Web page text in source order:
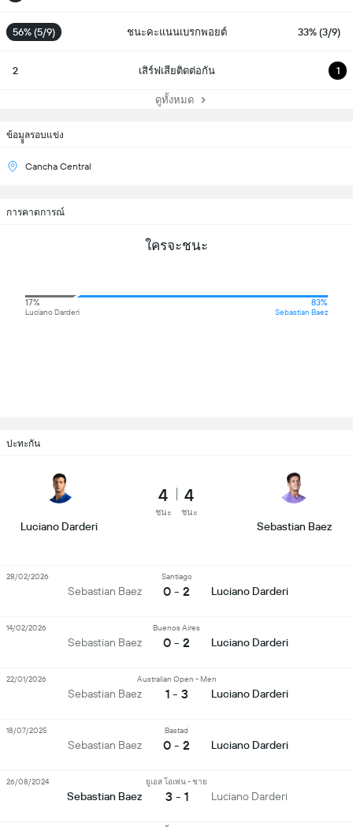
56% (5/9) ชนะคะแนนเบรกพอยต์ 33% (3/9)
2 เสิร์ฟเสียติดต่อกัน 1
ดูทั้งหมด
ข้อมููลรอบแข่ง
Cancha Central
การคาดการณ์
ใครจะชนะ
17%
Luciano Darderi
83%
Sebastian Baez
ปะทะกัน
Luciano Darderi
4
ชนะ
4
ชนะ
Sebastian Baez
Sebastian Baez
Santiago
0 - 2 Luciano Darderi
28/02/2026
Sebastian Baez
Buenos Aires
0 - 2 Luciano Darderi
14/02/2026
Sebastian Baez
Australian Open - Men
1 - 3 Luciano Darderi
22/01/2026
Sebastian Baez
Bastad
0 - 2 Luciano Darderi
18/07/2025
Sebastian Baez
ยูเอส โอเพ่น - ชาย
3 - 1 Luciano Darderi
26/08/2024